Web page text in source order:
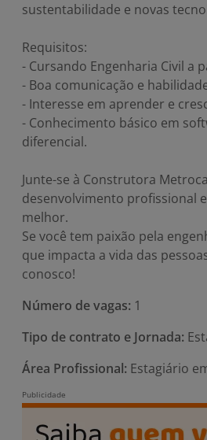
sustentabilidade e novas
Requisitos:
- Cursando Engenharia Civil a
- Boa comunicação e
- Interesse em aprender e
- Conhecimento básico em
diferencial.
Junte-se à Construtora
desenvolvimento profissional
melhor.
Se você tem paixão pela
que impacta a vida das
conosco!
Número de vagas: 1
Tipo de contrato e Jornada:
Área Profissional: Estagiário